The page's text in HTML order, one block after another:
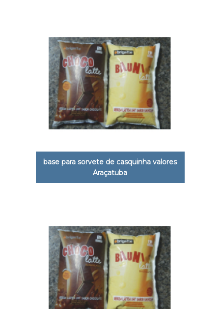
base para sorvete de casquinha valores
Araçatuba